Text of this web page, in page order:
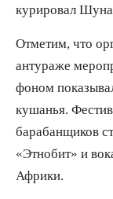
курировал
Отметим, что
антураже
фоном
кушанья.
барабанщиков
«Этнобит» и
Африки.